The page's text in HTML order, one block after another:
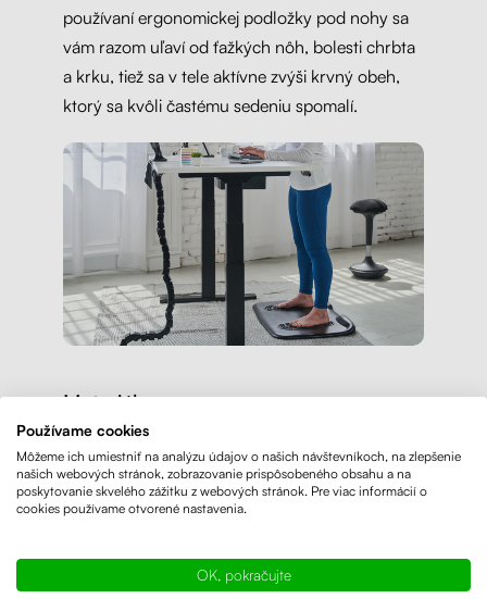
používaní ergonomickej podložky pod nohy sa
vám razom uľaví od ťažkých nôh, bolesti chrbta
a krku, tiež sa v tele aktívne zvýši krvný obeh,
ktorý sa kvôli častému sedeniu spomalí.
Materiál
Ergonomická podložka na státie je vyrobená z
vysoko kvalitných materiálov. Veľmimäkká a
pohodlnáaj pri dlhom státí pri kancelárskom
Používame cookies
Môžeme ich umiestniť na analýzu údajov o našich návštevníkoch, na zlepšenie
našich webových stránok, zobrazovanie prispôsobeného obsahu a na
poskytovanie skvelého zážitku z webových stránok. Pre viac informácií o
cookies používame otvorené nastavenia.
OK, pokračujte